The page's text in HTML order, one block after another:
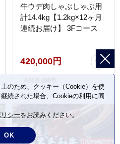
牛ウデ肉しゃぶしゃぶ用
計14.4kg【1.2kg×12ヶ月
連続お届け】 3Fコース
420,000円
のため、クッキー（Cookie）を使
続された場合、Cookieの利用に同
シーをお読みください。
OK